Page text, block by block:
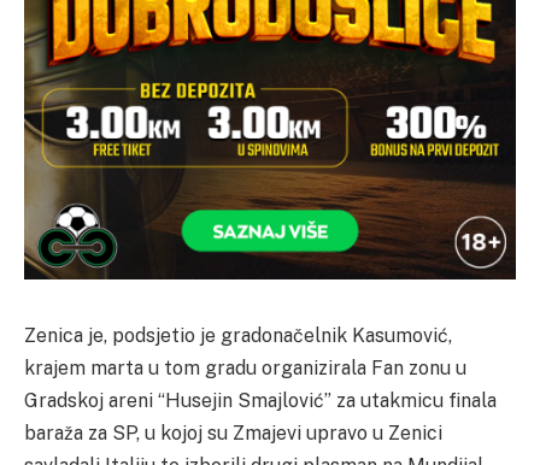
Zenica je, podsjetio je gradonačelnik Kasumović,
krajem marta u tom gradu organizirala Fan zonu u
Gradskoj areni “Husejin Smajlović” za utakmicu finala
baraža za SP, u kojoj su Zmajevi upravo u Zenici